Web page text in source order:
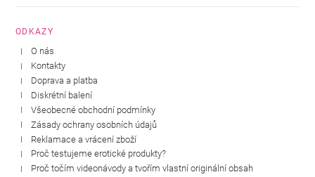
ODKAZY
O nás
Kontakty
Doprava a platba
Diskrétní balení
Všeobecné obchodní podmínky
Zásady ochrany osobních údajů
Reklamace a vrácení zboží
Proč testujeme erotické produkty?
Proč točím videonávody a tvořím vlastní originální obsah